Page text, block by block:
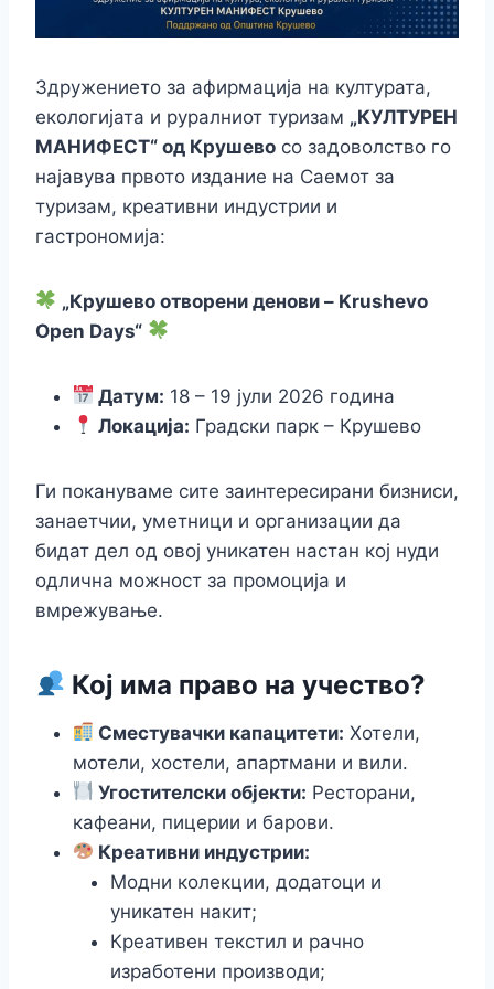
Здружението за афирмација на културата,
екологијата и руралниот туризам „КУЛТУРЕН
МАНИФЕСТ“ од Крушево со задоволство го
најавува првото издание на Саемот за
туризам, креативни индустрии и
гастрономија:
„Крушево отворени денови – Krushevo
Open Days“
Датум: 18 – 19 јули 2026 година
Локација: Градски парк – Крушево
Ги покануваме сите заинтересирани бизниси,
занаетчии, уметници и организации да
бидат дел од овој уникатен настан кој нуди
одлична можност за промоција и
вмрежување.
Кој има право на учество?
Сместувачки капацитети: Хотели,
мотели, хостели, апартмани и вили.
Угостителски објекти: Ресторани,
кафеани, пицерии и барови.
Креативни индустрии:
Модни колекции, додатоци и
уникатен накит;
Креативен текстил и рачно
изработени производи;